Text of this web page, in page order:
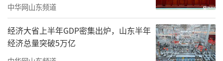
中华网山东频道
经济大省上半年GDP密集出炉，山东半年
经济总量突破5万亿